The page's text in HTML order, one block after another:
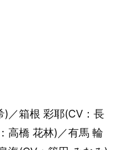
)／箱根 彩耶(CV：長
高橋 花林)／有馬 輪